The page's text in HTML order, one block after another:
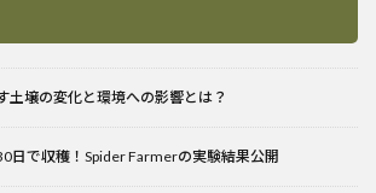
土壌の変化と環境への影響とは？
日で収穫！Spider Farmerの実験結果公開